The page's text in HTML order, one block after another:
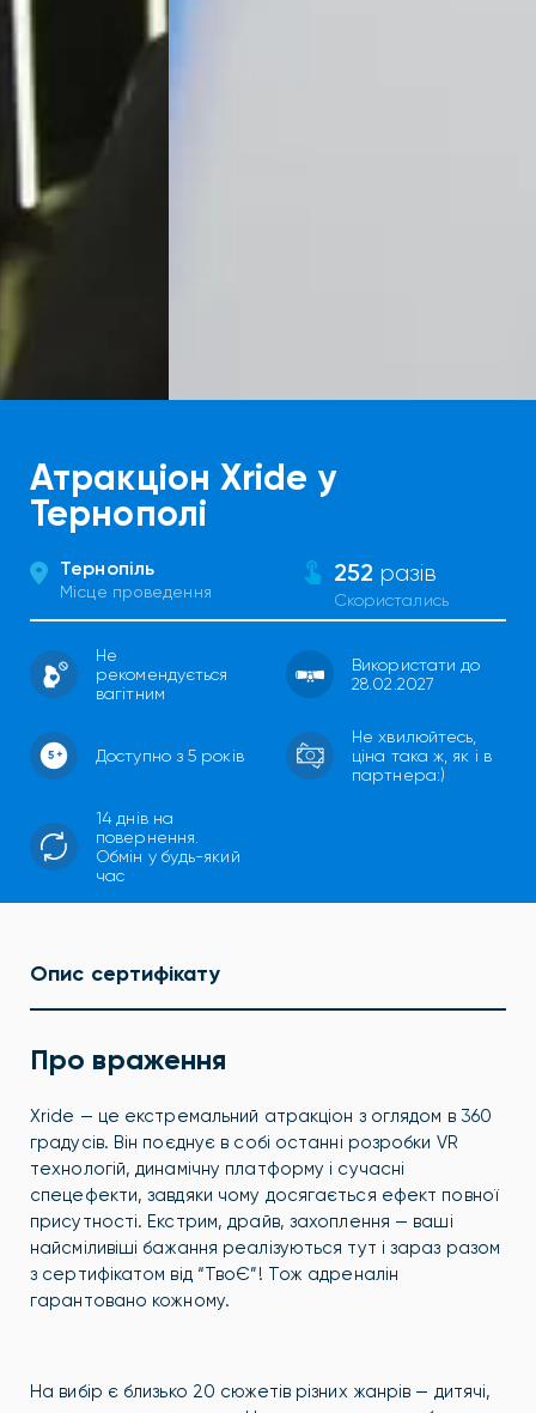
Атракціон Xride у
Тернополі
Тернопіль
Місце проведення
252 разів
Скористались
Не
рекомендується
вагітним
Використати до
28.02.2027
Доступно з 5 років
Не хвилюйтесь,
ціна така ж, як і в
партнера:)
14 днів на
повернення.
Обмін у будь-який
час
Опис сертифікату
Про враження
Xride — це екстремальний атракціон з оглядом в 360
градусів. Він поєднує в собі останні розробки VR
технологій, динамічну платформу і сучасні
спецефекти, завдяки чому досягається ефект повної
присутності. Екстрим, драйв, захоплення — ваші
найсміливіші бажання реалізуються тут і зараз разом
з сертифікатом від “ТвоЄ”! Тож адреналін
гарантовано кожному.
На вибір є близько 20 сюжетів різних жанрів — дитячі,